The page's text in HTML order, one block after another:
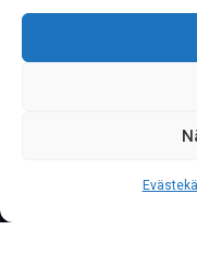
0
Palvelunumeromme
vuorokauden vuoden